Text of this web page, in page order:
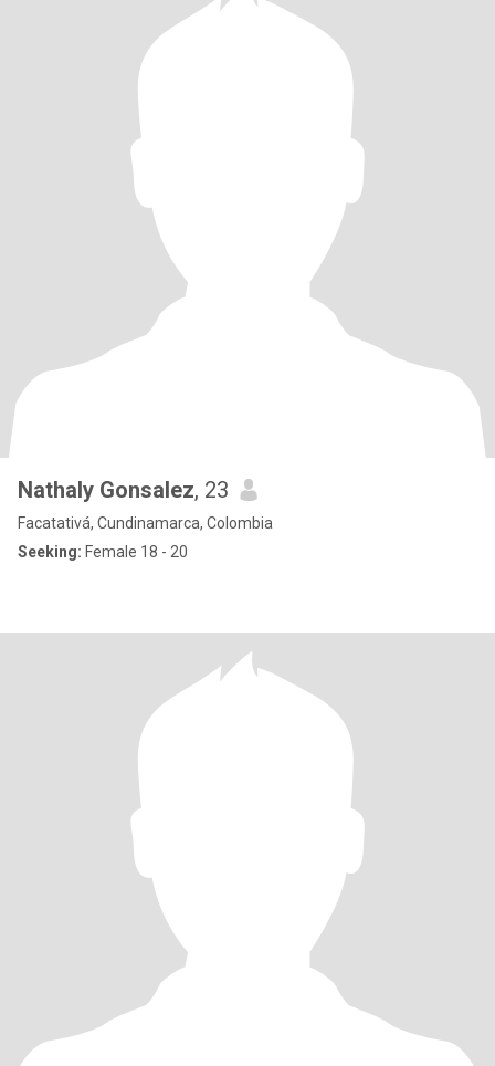
Nathaly Gonsalez, 23
Facatativá, Cundinamarca, Colombia
Seeking: Female 18 - 20